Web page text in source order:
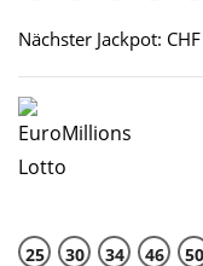
Nächster Jackpot:
25 30 34 46 50